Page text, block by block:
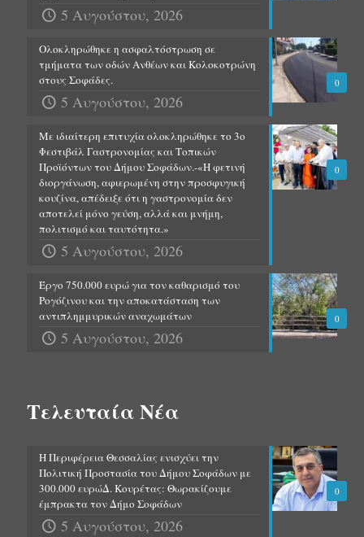
5 Αυγούστου, 2026
0
Ολοκληρώθηκε η ασφαλτόστρωση σε
τμήματα των οδών Ανθέων και Κολοκοτρώνη
στους Σοφάδες.
5 Αυγούστου, 2026
0
Με ιδιαίτερη επιτυχία ολοκληρώθηκε το 3ο
Φεστιβάλ Γαστρονομίας και Τοπικών
Προϊόντων του Δήμου Σοφάδων.-«Η φετινή
διοργάνωση, αφιερωμένη στην προσφυγική
κουζίνα, απέδειξε ότι η γαστρονομία δεν
αποτελεί μόνο γεύση, αλλά και μνήμη,
πολιτισμό και ταυτότητα.»
5 Αυγούστου, 2026
0
Έργο 750.000 ευρώ για τον καθαρισμό του
Ρογόζινου και την αποκατάσταση των
αντιπλημμυρικών αναχωμάτων
5 Αυγούστου, 2026
Τελευταία Νέα
0
Η Περιφέρεια Θεσσαλίας ενισχύει την
Πολιτική Προστασία του Δήμου Σοφάδων με
300.000 ευρώΔ. Κουρέτας: Θωρακίζουμε
έμπρακτα τον Δήμο Σοφάδων
5 Αυγούστου, 2026